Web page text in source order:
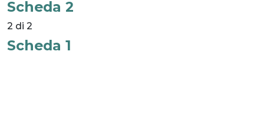
Scheda 2
2 di 2
Scheda 1